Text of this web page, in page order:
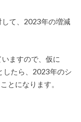
て、2023年の増減
ますので、仮に
したら、2023年のシ
とになります。